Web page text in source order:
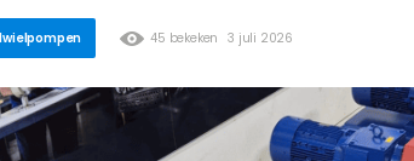
45 bekeken 3 juli 2026